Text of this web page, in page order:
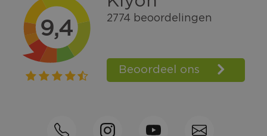
Gratis verzending vanaf € 100,=
Bel +31570592339
Spaarpunten
Shop the Look
Telefonisch bestellen ook mogelijk